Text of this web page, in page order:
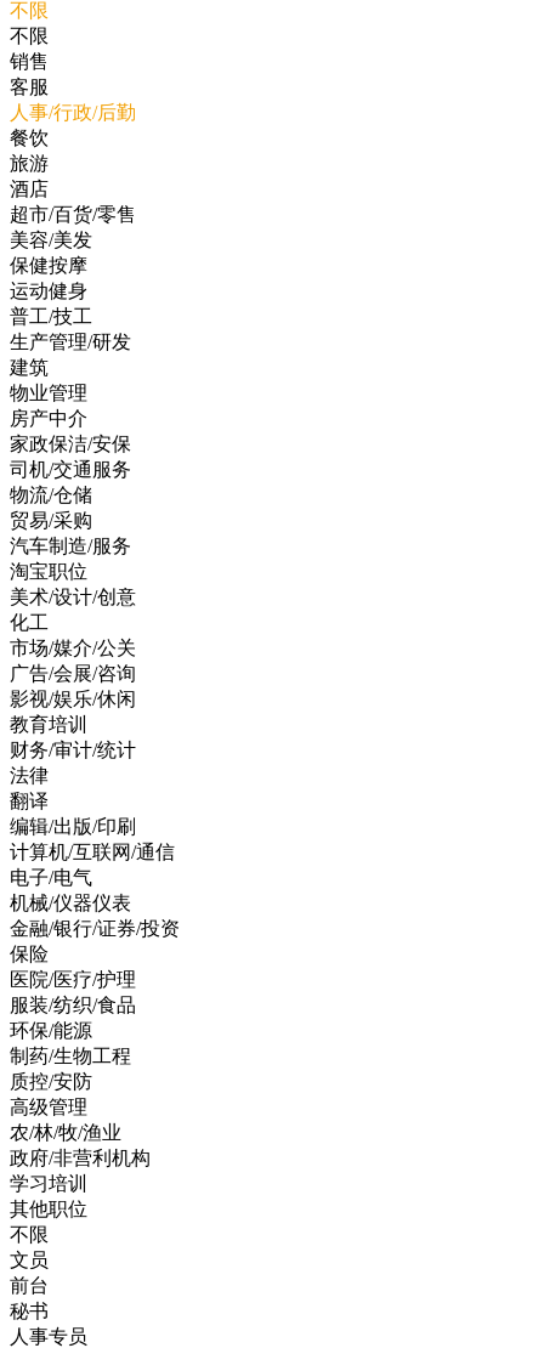
不限
不限
销售
客服
人事/行政/后勤
餐饮
旅游
酒店
超市/百货/零售
美容/美发
保健按摩
运动健身
普工/技工
生产管理/研发
建筑
物业管理
房产中介
家政保洁/安保
司机/交通服务
物流/仓储
贸易/采购
汽车制造/服务
淘宝职位
美术/设计/创意
化工
市场/媒介/公关
广告/会展/咨询
影视/娱乐/休闲
教育培训
财务/审计/统计
法律
翻译
编辑/出版/印刷
计算机/互联网/通信
电子/电气
机械/仪器仪表
金融/银行/证券/投资
保险
医院/医疗/护理
服装/纺织/食品
环保/能源
制药/生物工程
质控/安防
高级管理
农/林/牧/渔业
政府/非营利机构
学习培训
其他职位
不限
文员
前台
秘书
人事专员